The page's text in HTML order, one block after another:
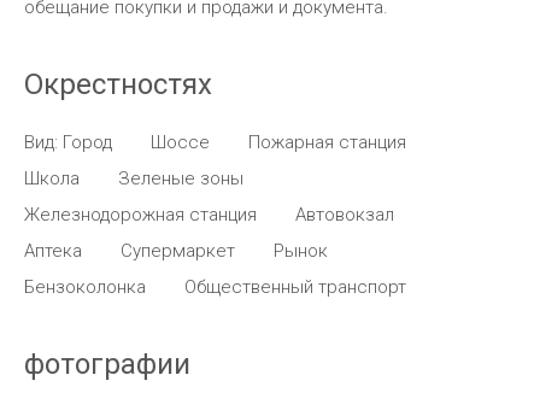
обещание покупки и продажи и документа.
Окрестностях
Вид: Город Шоссе
Пожарная станция
Школа
Зеленые зоны
Железнодорожная станция
Автовокзал
Аптека
Супермаркет
Рынок
Бензоколонка
Общественный транспорт
фотографии